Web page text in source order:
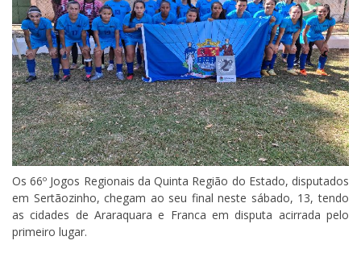
Os 66º Jogos Regionais da Quinta Região do Estado, disputados
em Sertãozinho, chegam ao seu final neste sábado, 13, tendo
as cidades de Araraquara e Franca em disputa acirrada pelo
primeiro lugar.